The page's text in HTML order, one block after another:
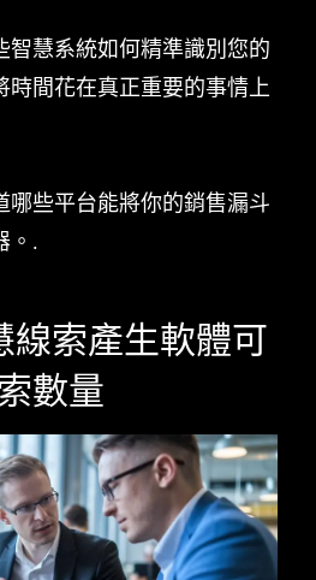
智慧系統如何精準識別您的
時間花在真正重要的事情上
哪些平台能將你的銷售漏斗
。.
線索產生軟體可
數量